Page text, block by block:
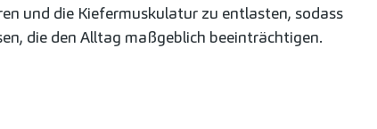
und die Kiefermuskulatur zu entlasten, sodass
die den Alltag maßgeblich beeinträchtigen.